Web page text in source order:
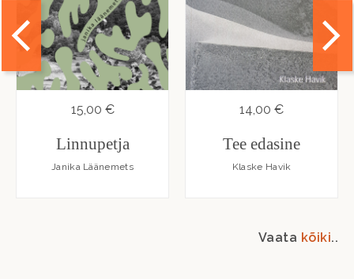
15,00 €
Linnupetja
Janika Läänemets
14,00 €
Tee edasine
Klaske Havik
Vaata kõiki..